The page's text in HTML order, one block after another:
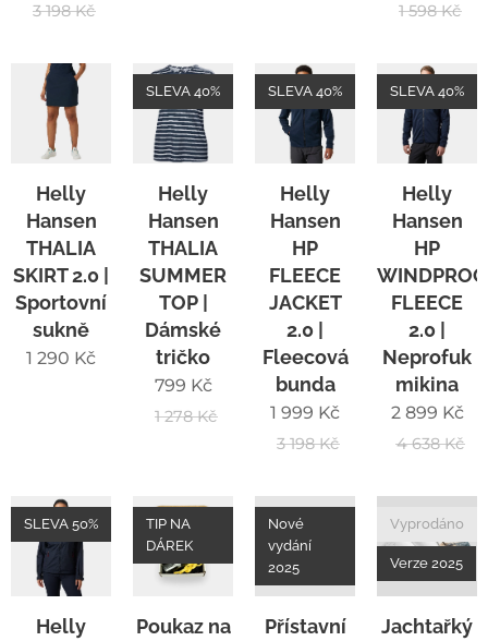
3 198Kč 1 598Kč
Helly
Hansen
THALIA
SKIRT 2.0 |
Sportovní
sukně
1 290 Kč
Helly
Hansen
THALIA
SUMMER
TOP |
Dámské
tričko
SLEVA 40%
799 Kč
1 278Kč
Helly
Hansen
HP
FLEECE
JACKET
2.0 |
Fleecová
bunda
SLEVA 40%
1 999 Kč
3 198Kč
Helly
Hansen
HP
FLEECE
2.0 |
Neprofuk
mikina
SLEVA 40%
2 899 Kč
4 638Kč
Helly
SLEVA 50%
Poukaz na
TIP NA
DÁREK
Přístavní
Nové
vydání
2025
Jachtařký
Vyprodáno
Verze 2025